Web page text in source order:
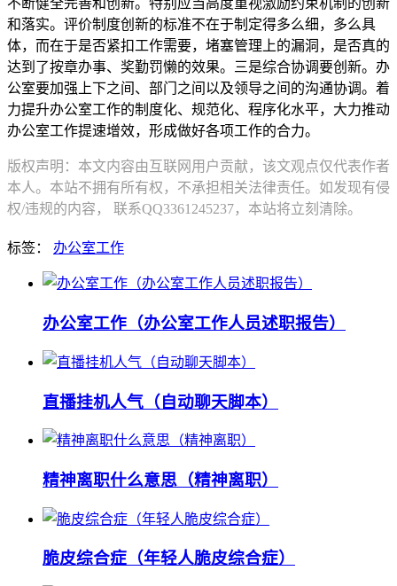
不断健全完善和创新。特别应当高度重视激励约束机制的创新
和落实。评价制度创新的标准不在于制定得多么细，多么具
体，而在于是否紧扣工作需要，堵塞管理上的漏洞，是否真的
达到了按章办事、奖勤罚懒的效果。三是综合协调要创新。办
公室要加强上下之间、部门之间以及领导之间的沟通协调。着
力提升办公室工作的制度化、规范化、程序化水平，大力推动
办公室工作提速增效，形成做好各项工作的合力。
版权声明：本文内容由互联网用户贡献，该文观点仅代表作者
本人。本站不拥有所有权，不承担相关法律责任。如发现有侵
权/违规的内容， 联系QQ3361245237，本站将立刻清除。
标签： 办公室工作
办公室工作（办公室工作人员述职报告）
直播挂机人气（自动聊天脚本）
精神离职什么意思（精神离职）
脆皮综合症（年轻人脆皮综合症）